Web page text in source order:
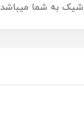
شیک به شما میباشد